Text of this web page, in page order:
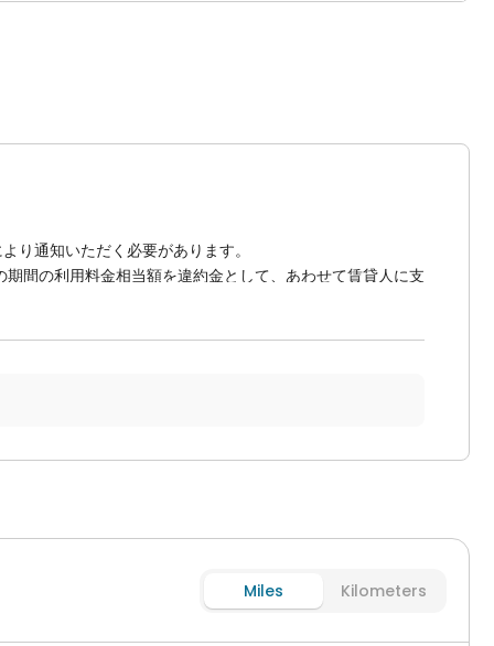
り通知いただく必要があります。
間の利用料金相当額を違約金として、あわせて賃貸人に支
し、または解除された場合、上記違約金とは別に賃貸人は
Miles Kilometers